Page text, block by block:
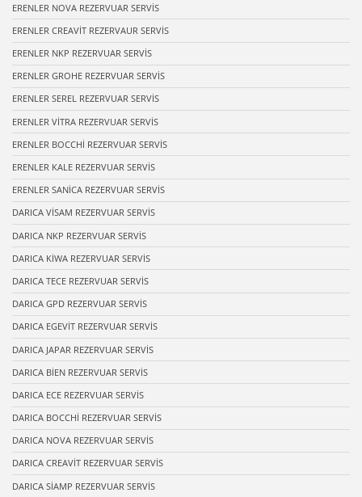
ERENLER NOVA REZERVUAR SERVİS
ERENLER CREAVİT REZERVAUR SERVİS
ERENLER NKP REZERVUAR SERVİS
ERENLER GROHE REZERVUAR SERVİS
ERENLER SEREL REZERVUAR SERVİS
ERENLER VİTRA REZERVUAR SERVİS
ERENLER BOCCHİ REZERVUAR SERVİS
ERENLER KALE REZERVUAR SERVİS
ERENLER SANİCA REZERVUAR SERVİS
DARICA VİSAM REZERVUAR SERVİS
DARICA NKP REZERVUAR SERVİS
DARICA KİWA REZERVUAR SERVİS
DARICA TECE REZERVUAR SERVİS
DARICA GPD REZERVUAR SERVİS
DARICA EGEVİT REZERVUAR SERVİS
DARICA JAPAR REZERVUAR SERVİS
DARICA BİEN REZERVUAR SERVİS
DARICA ECE REZERVUAR SERVİS
DARICA BOCCHİ REZERVUAR SERVİS
DARICA NOVA REZERVUAR SERVİS
DARICA CREAVİT REZERVUAR SERVİS
DARICA SİAMP REZERVUAR SERVİS